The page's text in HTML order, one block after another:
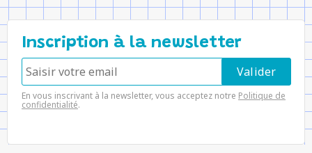
Inscription à la newsletter
En vous inscrivant à la newsletter, vous acceptez notre Politique de
confidentialité.